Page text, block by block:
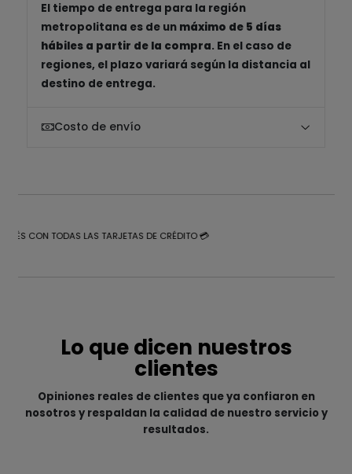
El tiempo de entrega para la región
metropolitana es de un máximo de 5 días
hábiles a partir de la compra. En el caso de
regiones, el plazo variará según la distancia al
destino de entrega.
Costo de envío
CON TODAS LAS TARJETAS DE CRÉDITO 💳
Lo que dicen nuestros
clientes
Opiniones reales de clientes que ya confiaron en
nosotros y respaldan la calidad de nuestro servicio y
resultados.